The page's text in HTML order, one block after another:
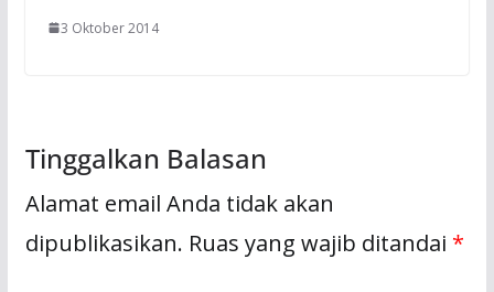
3 Oktober 2014
Tinggalkan Balasan
Alamat email Anda tidak akan
dipublikasikan. Ruas yang wajib ditandai *